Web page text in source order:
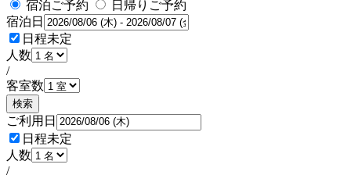
宿泊ご予約
日帰りご予約
宿泊日
日程未定
人数
/
客室数
検索
ご利用日
日程未定
人数
/